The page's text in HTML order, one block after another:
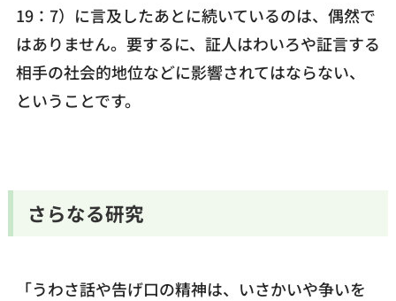
19：7）に言及したあとに続いているのは、偶然で
はありません。要するに、証人はわいろや証言する
相手の社会的地位などに影響されてはならない、
ということです。
さらなる研究
「うわさ話や告げ口の精神は、いさかいや争いを